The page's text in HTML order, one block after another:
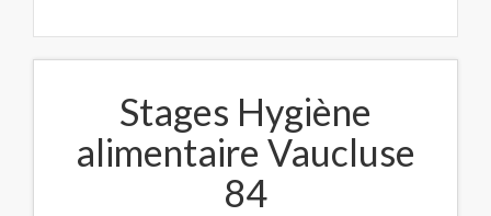
Stages Hygiène
alimentaire Vaucluse
84